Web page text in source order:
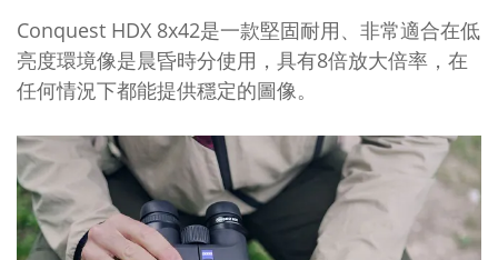
Conquest HDX 8x42是一款堅固耐用、非常適合在低
亮度環境像是晨昏時分使用，具有8倍放大倍率，在
任何情況下都能提供穩定的圖像。